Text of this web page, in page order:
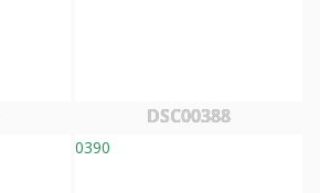
DSC00388